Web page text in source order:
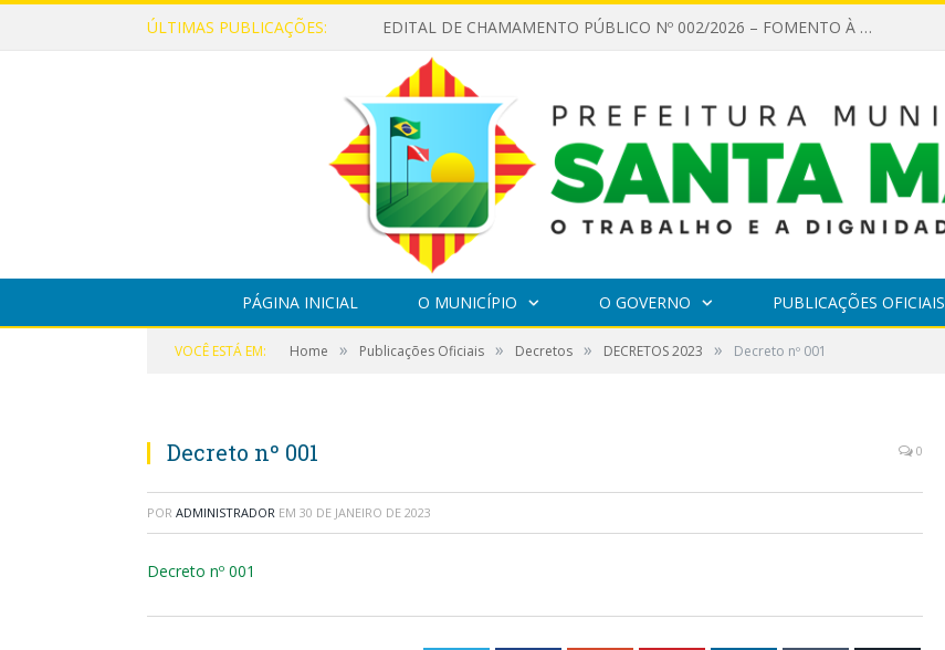
ÚLTIMAS PUBLICAÇÕES: EDITAL DE CHAMAMENTO PÚBLICO Nº 002/2026 – FOMENTO À EXECUÇÃO DE AÇÕES CULTURAIS
PÁGINA INICIAL O MUNICÍPIO O GOVERNO PUBLICAÇÕES OFICIAIS
VOCÊ ESTÁ EM: Home » Publicações Oficiais » Decretos » DECRETOS 2023 » Decreto nº 001
Decreto nº 001 0
POR ADMINISTRADOR EM 30 DE JANEIRO DE 2023
Decreto nº 001